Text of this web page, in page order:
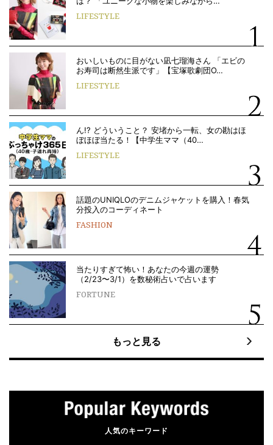
LIFESTYLE
おいしいものに目がない凪七瑠海さん 「エビの
お寿司は断然生派です」【宝塚歌劇団O…
LIFESTYLE
ん!? どういうこと？ 安堵から一転、女の勘はほ
ぼほぼ当たる！【中学生ママ（40…
LIFESTYLE
話題のUNIQLOのデニムジャケットを購入！春気
分投入のコーディネート
FASHION
当たりすぎて怖い！あなたの今週の運勢
（2/23〜3/1）を数秘術占いで占います
FORTUNE
もっと見る
人気のキーワード